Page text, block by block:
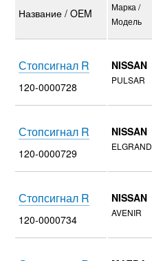
Название / OEM
Марка /
Модель
Стопсигнал R
120-0000728
NISSAN
PULSAR
Стопсигнал R
120-0000729
NISSAN
ELGRAND
Стопсигнал R
120-0000734
NISSAN
AVENIR